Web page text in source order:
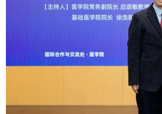
区别于模式动物（尤其是近